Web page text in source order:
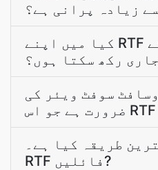
زیادہ پرانی ہے؟
کیا میں اپنے RTF کو تبدیل کرنے کے
رکھ سکتا ہوں؟
سوفٹ ویئر کی
طریقہ کیا ہے۔
RTF فائلیں?